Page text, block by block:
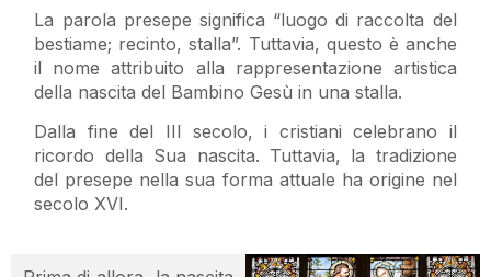
La parola presepe significa “luogo di raccolta del
bestiame; recinto, stalla”. Tuttavia, questo è anche
il nome attribuito alla rappresentazione artistica
della nascita del Bambino Gesù in una stalla.
Dalla fine del III secolo, i cristiani celebrano il
ricordo della Sua nascita. Tuttavia, la tradizione
del presepe nella sua forma attuale ha origine nel
secolo XVI.